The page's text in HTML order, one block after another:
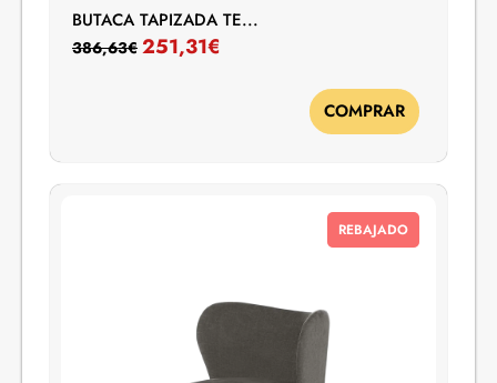
BUTACA TAPIZADA TE...
386,63€ 251,31€
COMPRAR
REBAJADO